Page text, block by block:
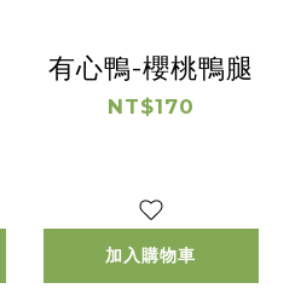
有心鴨-櫻桃鴨腿
NT$170
加入購物車